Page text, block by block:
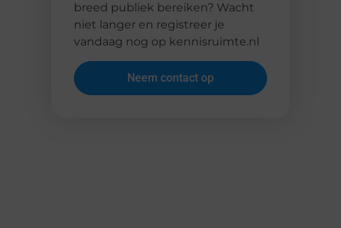
breed publiek bereiken? Wacht
niet langer en registreer je
vandaag nog op kennisruimte.nl
Neem contact op